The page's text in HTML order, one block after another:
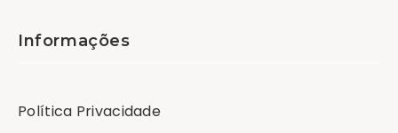
Informações
Política Privacidade